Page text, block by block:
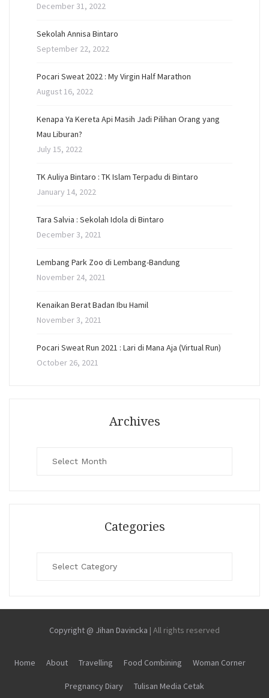
December 31, 2022
Sekolah Annisa Bintaro
September 22, 2022
Pocari Sweat 2022 : My Virgin Half Marathon
August 16, 2022
Kenapa Ya Kereta Api Masih Jadi Pilihan Orang yang
Mau Liburan?
July 15, 2022
TK Auliya Bintaro : TK Islam Terpadu di Bintaro
January 14, 2022
Tara Salvia : Sekolah Idola di Bintaro
December 3, 2021
Lembang Park Zoo di Lembang-Bandung
November 24, 2021
Kenaikan Berat Badan Ibu Hamil
November 3, 2021
Pocari Sweat Run 2021 : Lari di Mana Aja (Virtual Run)
October 26, 2021
Archives
Categories
Copyright @ Jihan Davincka | All rights reserved
Home About Travelling Food Combining Woman Corner
Pregnancy Diary Tulisan Media Cetak